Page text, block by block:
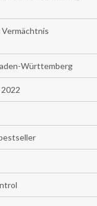
Württemberg